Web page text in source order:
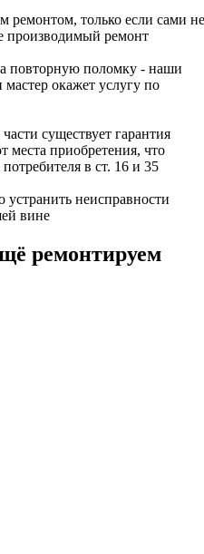
только если сами не
производимый ремонт
повторную поломку - наши
мастер окажет услугу по
существует гарантия
места приобретения, что
в ст. 16 и 35
устранить неисправности
вине
ремонтируем